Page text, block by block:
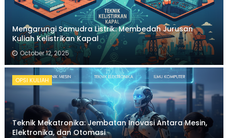
Mengarungi Samudra Listrik: Membedah Jurusan
Kuliah Kelistrikan Kapal
October 12, 2025
OPSI KULIAH
Teknik Mekatronika: Jembatan Inovasi Antara Mesin,
Elektronika, dan Otomasi